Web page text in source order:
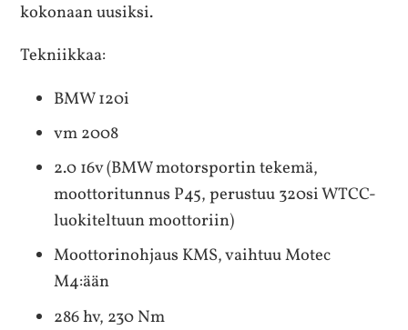
kokonaan uusiksi.
Tekniikkaa:
BMW 120i
vm 2008
2.0 16v (BMW motorsportin tekemä,
moottoritunnus P45, perustuu 320si WTCC-
luokiteltuun moottoriin)
Moottorinohjaus KMS, vaihtuu Motec
M4:ään
286 hv, 230 Nm